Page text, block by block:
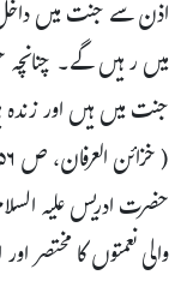
اذن سے جنت میں
میں رہیں گے۔ چنانچہ
جنت میں ہیں اور
( خزائن العرفان، ص ۵۵۶۔۵۵۷، مریم:۵۶۔ ۵۸)
حضرت ادریس علیہ
والی نعمتوں کا مختصر